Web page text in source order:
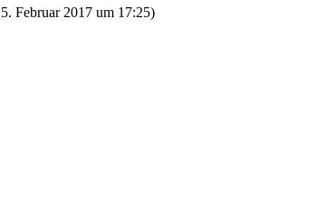
Februar 2017 um 17:25)